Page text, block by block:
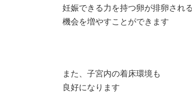
妊娠できる力を持つ卵が排卵される
機会を増やすことができます
また、子宮内の着床環境も
良好になります